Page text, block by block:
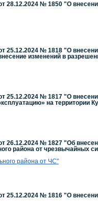
28.12.2024 № 1850 "О
25.12.2024 № 1818 "О
изменений в
25.12.2024 № 1817 "О
на территории
26.12.2024 № 1827 "Об
района от чрезвычайных
района от ЧС"
25.12.2024 № 1816 "О